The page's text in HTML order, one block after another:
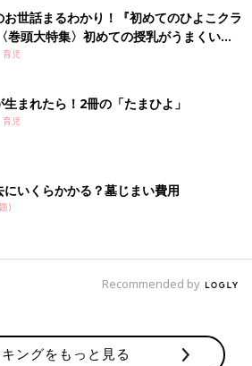
手触りも脳へのいい刺激になります。
ゃんには「ママのおしゃれア
！
できるようになってくると視野が変
への関心がアップします。とくに身近
のには興味津々で、おもちゃよりも強
がないように見守りながら、自由に遊
津々！「スカーフを引っ張れ」
お世話まるわかり！『初めてのひよこクラ
巻頭大特集〉初めての授乳がうまくい
い・ミルクの基本と夏のトラブル 解決テ
児
まれたら！2冊の「たまひよ」
児
にいくらかかる？墓じまい費用
)
Recommended by
ングをもっと見る